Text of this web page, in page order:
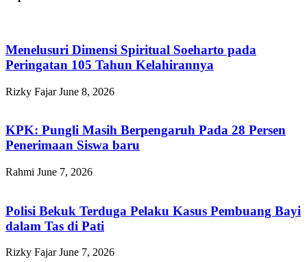
Menelusuri Dimensi Spiritual Soeharto pada
Peringatan 105 Tahun Kelahirannya
Rizky FajarJune 8, 2026
KPK: Pungli Masih Berpengaruh Pada 28 Persen
Penerimaan Siswa baru
Rahmi June 7, 2026
Polisi Bekuk Terduga Pelaku Kasus Pembuang Bayi
dalam Tas di Pati
Rizky FajarJune 7, 2026